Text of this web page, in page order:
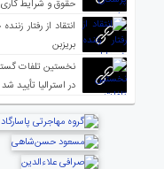
حقوق و شرایط کاری
انتقاد از رفتار
بریزبن
نخستین تلفات
در استرالیا تأیید شد